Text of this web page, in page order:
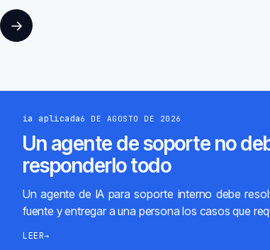
→
ia aplicada6 DE AGOSTO DE 2026
Un agente de soporte no
responderlo todo
Un agente de IA para soporte interno debe
fuente y entregar a una persona los casos que
LEER→